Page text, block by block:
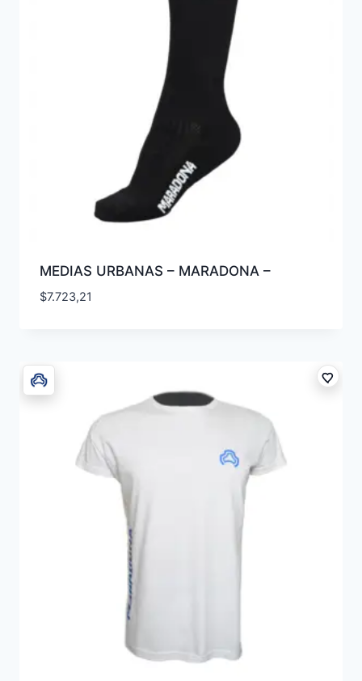
MEDIAS URBANAS – MARADONA –
$7.723,21